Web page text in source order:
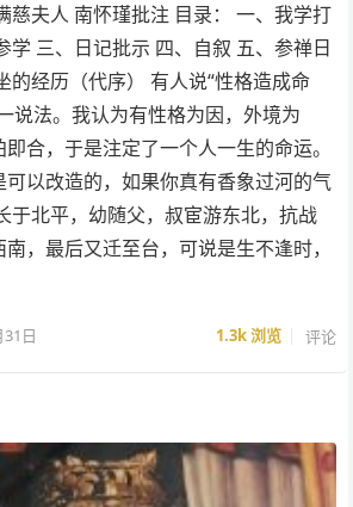
慈夫人 南怀瑾批注 目录： 一、我学打
学 三、日记批示 四、自叙 五、参禅日
的经历（代序） 有人说“性格造成命
说法。我认为有性格为因，外境为
合，于是注定了一个人一生的命运。
以改造的，如果你真有香象过河的气
于北平，幼随父，叔宦游东北，抗战
，最后又迁至台，可说是生不逢时，
日 1.3k浏览 评论